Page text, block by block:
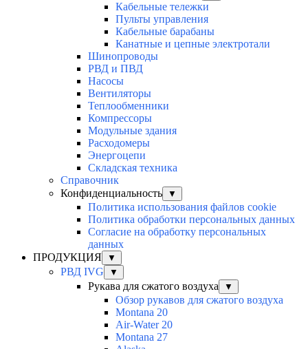
Кабельные тележки
Пульты управления
Кабельные барабаны
Канатные и цепные электротали
Шинопроводы
РВД и ПВД
Насосы
Вентиляторы
Теплообменники
Компрессоры
Модульные здания
Расходомеры
Энергоцепи
Складская техника
Справочник
Конфиденциальность
▼
Политика использования файлов cookie
Политика обработки персональных данных
Согласие на обработку персональных
данных
ПРОДУКЦИЯ
▼
РВД IVG ▼
Рукава для сжатого воздуха ▼
Обзор рукавов для сжатого воздуха
Montana 20
Air-Water 20
Montana 27